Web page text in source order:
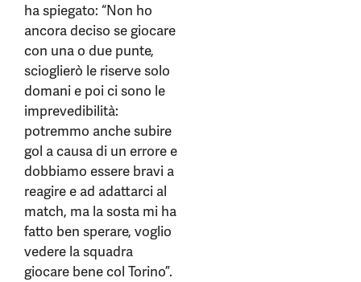
ha spiegato: “Non ho
ancora deciso se giocare
con una o due punte,
scioglierò le riserve solo
domani e poi ci sono le
imprevedibilità:
potremmo anche subire
gol a causa di un errore e
dobbiamo essere bravi a
reagire e ad adattarci al
match, ma la sosta mi ha
fatto ben sperare, voglio
vedere la squadra
giocare bene col Torino”.